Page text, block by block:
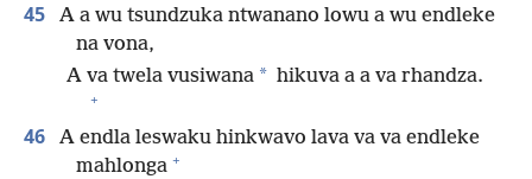
45
A a wu tsundzuka ntwanano lowu a wu endleke
na vona,
A va twela vusiwana * hikuva a a va rhandza.
+
46
A endla leswaku hinkwavo lava va va endleke
mahlonga +